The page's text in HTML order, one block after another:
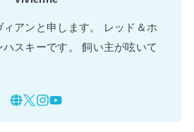
アンと申します。 レッド＆ホ
スキーです。 飼い主が呟いて